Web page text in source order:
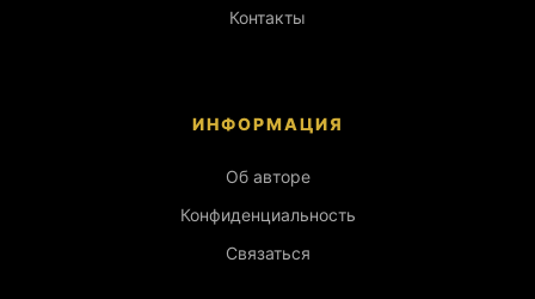
Контакты
ИНФОРМАЦИЯ
Об авторе
Конфиденциальность
Связаться